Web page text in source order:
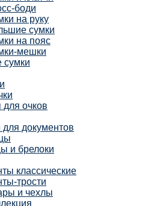
боди
на руку
сумки
на пояс
мешки
сумки
очков
документов
и брелоки
классические
трости
и чехлы